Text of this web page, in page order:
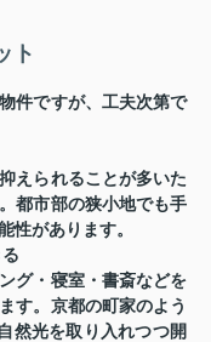
ト
件ですが、工夫次第で
えられることが多いた
都市部の狭小地でも手
性があります。
グ・寝室・書斎などを
す。京都の町家のよう
然光を取り入れつつ開